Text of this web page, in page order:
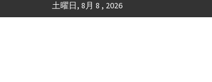
土曜日, 8月 8 , 2026